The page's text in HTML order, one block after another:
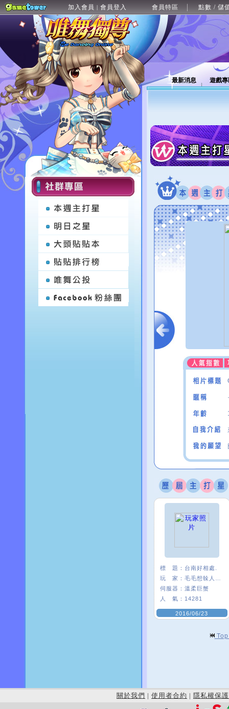
加入會員 | 會員登入 會員特區 點數 / 儲
最新消息 遊戲
標 題： 台南好相處.
玩 家：
伺服器： 溫柔巨蟹
人 氣： 14281
2016/06/23
關於我們 | 使用者合約 | 隱私權保護